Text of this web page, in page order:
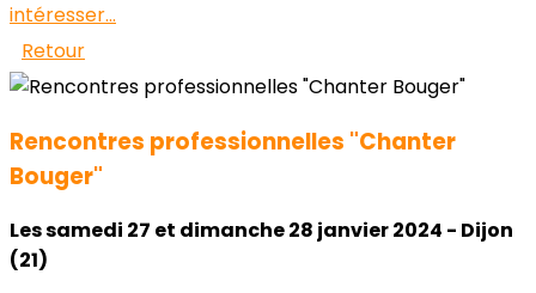
intéresser...
Retour
Rencontres professionnelles "Chanter
Bouger"
Les samedi 27 et dimanche 28 janvier 2024 - Dijon
(21)